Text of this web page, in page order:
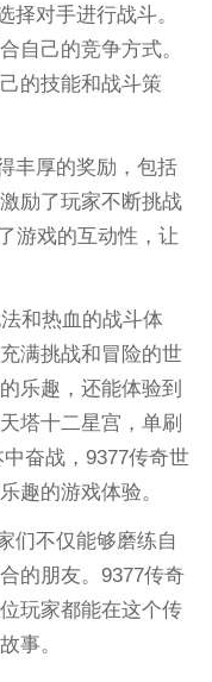
择对手进行战斗。
自己的竞争方式。
的技能和战斗策
丰厚的奖励，包括
励了玩家不断挑战
游戏的互动性，让
和热血的战斗体
满挑战和冒险的世
乐趣，还能体验到
塔十二星宫，单刷
奋战，9377传奇世
趣的游戏体验。
们不仅能够磨练自
的朋友。9377传奇
玩家都能在这个传
事。